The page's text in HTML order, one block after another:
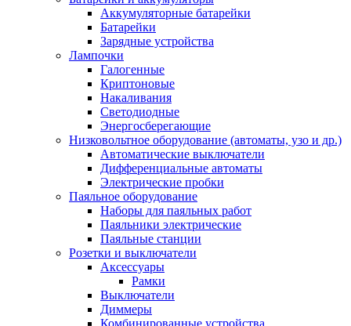
Аккумуляторные батарейки
Батарейки
Зарядные устройства
Лампочки
Галогенные
Криптоновые
Накаливания
Светодиодные
Энергосберегающие
Низковольтное оборудование (автоматы, узо и др.)
Автоматические выключатели
Дифференциальные автоматы
Электрические пробки
Паяльное оборудование
Наборы для паяльных работ
Паяльники электрические
Паяльные станции
Розетки и выключатели
Аксессуары
Рамки
Выключатели
Диммеры
Комбинированные устройства